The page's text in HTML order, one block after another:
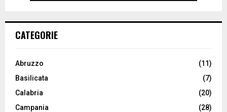
CATEGORIE
Abruzzo
(11)
Basilicata
(7)
Calabria
(20)
Campania
(28)